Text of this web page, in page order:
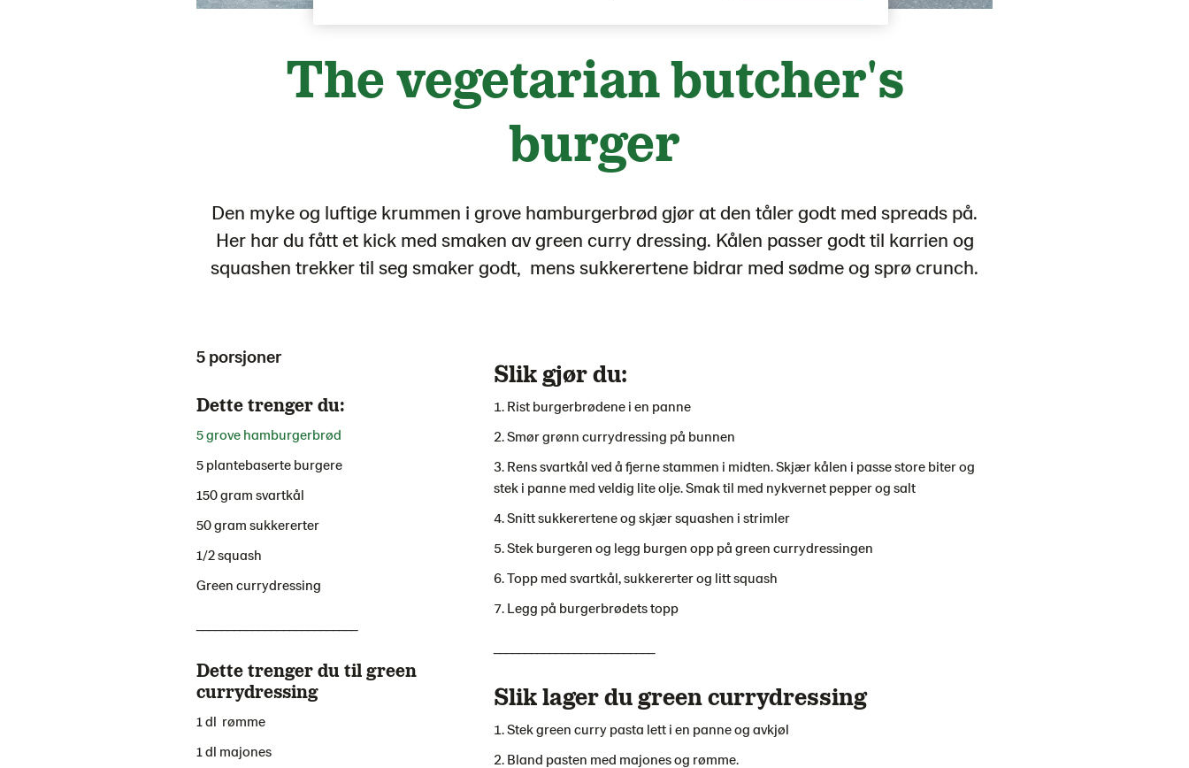
The vegetarian butcher's
burger
Den myke og luftige krummen i grove hamburgerbrød gjør at den tåler godt med spreads på.
Her har du fått et kick med smaken av green curry dressing. Kålen passer godt til karrien og
squashen trekker til seg smaker godt, mens sukkerertene bidrar med sødme og sprø crunch.
5 porsjoner
Dette trenger du:
5 grove hamburgerbrød
5 plantebaserte burgere
150 gram svartkål
50 gram sukkererter
1/2 squash
Green currydressing
Dette trenger du til green
currydressing
1 dl rømme
1 dl majones
Slik gjør du:
Rist burgerbrødene i en panne
Smør grønn currydressing på bunnen
Rens svartkål ved å fjerne stammen i midten. Skjær kålen i passe store biter og
stek i panne med veldig lite olje. Smak til med nykvernet pepper og salt
Snitt sukkerertene og skjær squashen i strimler
Stek burgeren og legg burgen opp på green currydressingen
Topp med svartkål, sukkererter og litt squash
Legg på burgerbrødets topp
Slik lager du green currydressing
Stek green curry pasta lett i en panne og avkjøl
Bland pasten med majones og rømme.